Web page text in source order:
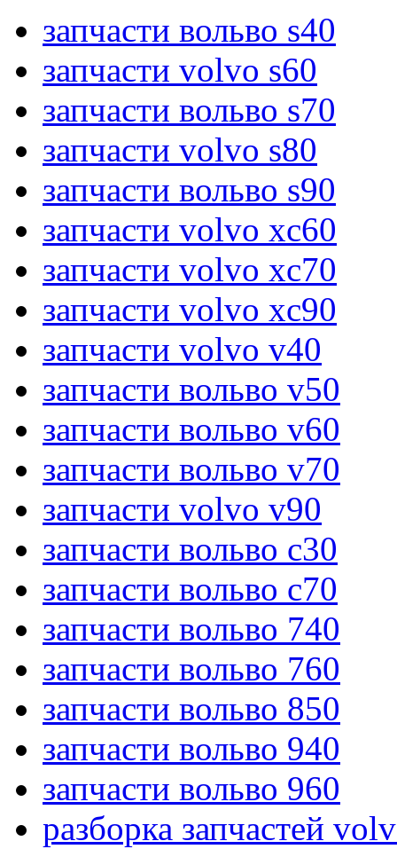
запчасти вольво s40
запчасти volvo s60
запчасти вольво s70
запчасти volvo s80
запчасти вольво s90
запчасти volvo xc60
запчасти volvo xc70
запчасти volvo xc90
запчасти volvo v40
запчасти вольво v50
запчасти вольво v60
запчасти вольво v70
запчасти volvo v90
запчасти вольво c30
запчасти вольво c70
запчасти вольво 740
запчасти вольво 760
запчасти вольво 850
запчасти вольво 940
запчасти вольво 960
разборка запчастей